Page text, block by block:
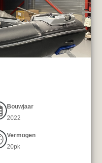
Bouwjaar
2022
Vermogen
20pk